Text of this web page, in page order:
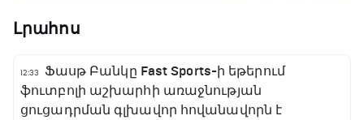
Լրահոս
12:33
Ֆասթ Բանկը Fast Sports-ի եթերում
ֆուտբոլի աշխարհի առաջնության
ցուցադրման գլխավոր հովանավորն է